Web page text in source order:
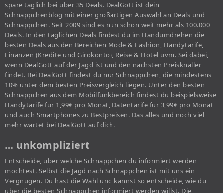
spare täglich bei über 35 Deals. DealGott ist dein
Schnäppchenblog mit einer großartigen Auswahl an Deals und
Schnäppchen. Seit 2009 sind es nun schon weit mehr als 100.000
Deals. In den täglichen Deals findest du im Handumdrehen die
besten Deals aus den Bereichen Mode & Fashion, Handytarife,
Finanzen (Kredite und Girokonto), Reise & Hotel uvm. Sei dabei,
wenn DealGott auf der Jagd ist und den nächsten Preisknaller
findet. Bei DealGott findest du nur Schnäppchen, die mindestens
10% unter dem besten Preisvergleich liegen. Unter den besten
Schnäppchen aus dem Mobilfunkbereich findest du beispielsweise
Handytarife für 1,99€ pro Monat, Datentarife für 3,99€ pro Monat
und auch Smartphones zu Bestpreisen. Das alles und noch viel
mehr wartet bei DealGott auf dich.
… unkompliziert
Entscheide, über welche Schnäppchen du informiert werden
möchtest. Selbst die Jagd nach Schnäppchen ist mit uns ein
Vergnügen. Du hast die Wahl und kannst so entscheide, wie du
über die besten Schnäppchen informiert werden willst. Die